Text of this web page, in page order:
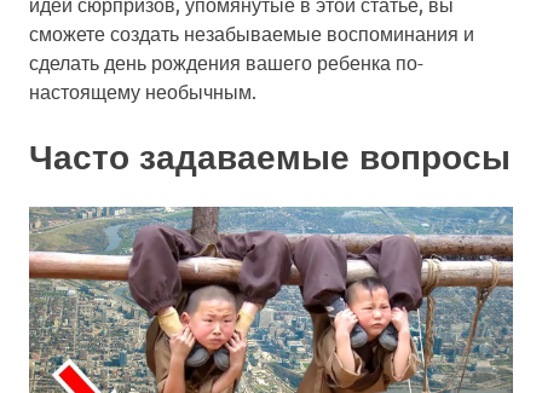
сможете создать незабываемые воспоминания и
сделать день рождения вашего ребенка по-
настоящему необычным.
Часто задаваемые вопросы